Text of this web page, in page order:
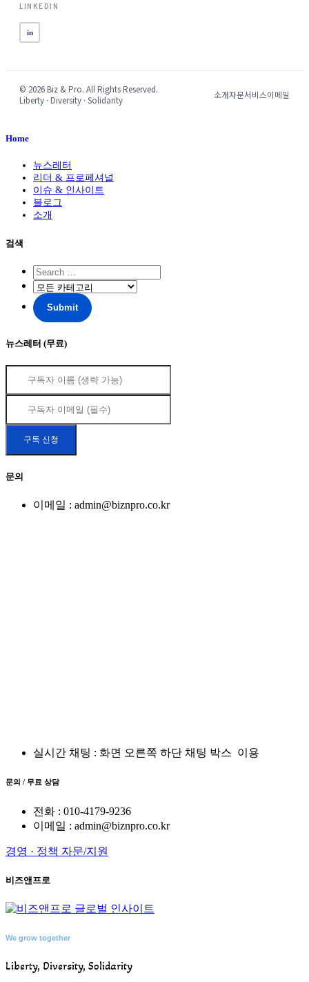
LINKEDIN
in
© 2026 Biz & Pro. All Rights Reserved.
Liberty · Diversity · Solidarity
소개자문서비스이메일
Home
뉴스레터
리더 & 프로페셔널
이슈 & 인사이트
블로그
소개
검색
뉴스레터 (무료)
문의
이메일 : admin@biznpro.co.kr
실시간 채팅 : 화면 오른쪽 하단 채팅 박스 이용
문의 / 무료 상담
전화 : 010-4179-9236
이메일 : admin@biznpro.co.kr
경영 · 정책 자문/지원
비즈앤프로
We grow together
Liberty, Diversity, Solidarity